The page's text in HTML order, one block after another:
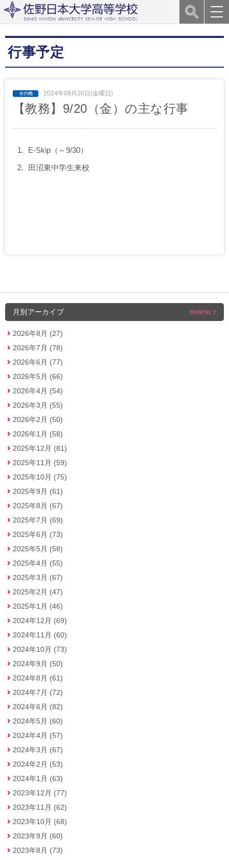
行事予定
2024年09月20日(金曜日)
【教務】9/20（金）の主な行事
E-Skip（～9/30）
田沼東中学生来校
月別アーカイブ MONTHLY
2026年8月 (27)
2026年7月 (78)
2026年6月 (77)
2026年5月 (66)
2026年4月 (54)
2026年3月 (55)
2026年2月 (50)
2026年1月 (58)
2025年12月 (81)
2025年11月 (59)
2025年10月 (75)
2025年9月 (61)
2025年8月 (67)
2025年7月 (69)
2025年6月 (73)
2025年5月 (58)
2025年4月 (55)
2025年3月 (67)
2025年2月 (47)
2025年1月 (46)
2024年12月 (69)
2024年11月 (60)
2024年10月 (73)
2024年9月 (50)
2024年8月 (61)
2024年7月 (72)
2024年6月 (82)
2024年5月 (60)
2024年4月 (57)
2024年3月 (67)
2024年2月 (53)
2024年1月 (63)
2023年12月 (77)
2023年11月 (62)
2023年10月 (68)
2023年9月 (60)
2023年8月 (73)